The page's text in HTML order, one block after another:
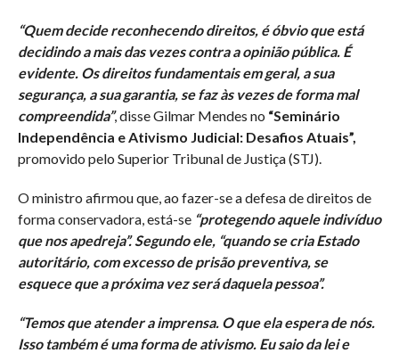
“Quem decide reconhecendo direitos, é óbvio que está
decidindo a mais das vezes contra a opinião pública. É
evidente. Os direitos fundamentais em geral, a sua
segurança, a sua garantia, se faz às vezes de forma mal
compreendida”, disse Gilmar Mendes no “Seminário
Independência e Ativismo Judicial: Desafios Atuais”,
promovido pelo Superior Tribunal de Justiça (STJ).
O ministro afirmou que, ao fazer-se a defesa de direitos de
forma conservadora, está-se“protegendo aquele indivíduo
que nos apedreja”. Segundo ele, “quando se cria Estado
autoritário, com excesso de prisão preventiva, se
esquece que a próxima vez será daquela pessoa”.
“Temos que atender a imprensa. O que ela espera de nós.
Isso também é uma forma de ativismo. Eu saio da lei e